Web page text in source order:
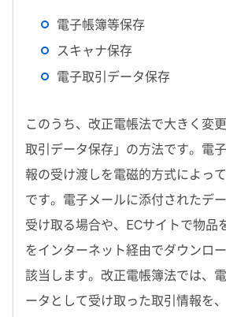
電子帳簿等保存
スキャナ保存
電子取引データ保存
このうち、改正電帳法で大きく変
取引データ保存」の方法です。電
報の受け渡しを電磁的方式によっ
です。電子メールに添付されたデ
受け取る場合や、ECサイトで物品
をインターネット経由でダウンロ
該当します。改正電帳簿法では、
ータとして受け取った取引情報を